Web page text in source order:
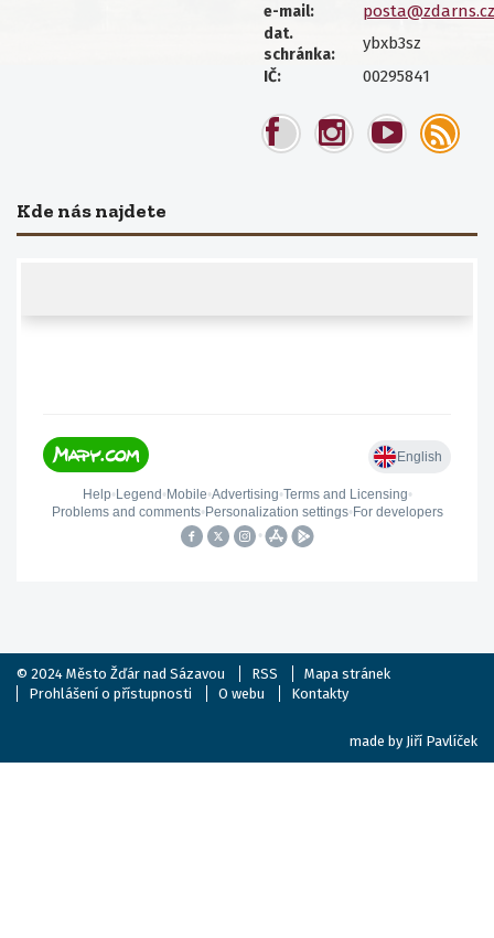
e-mail: posta@zdarns.cz
dat.
schránka:
ybxb3sz
IČ: 00295841
Kde nás najdete
© 2024 Město Žďár nad Sázavou RSS
Mapa stránek
Prohlášení o přístupnosti
O webu Kontakty
made by Jiří Pavlíček